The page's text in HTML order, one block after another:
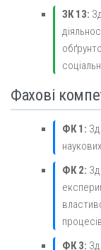
ЗК 13:
Фахові
ФК 1:
ФК 2:
ФК 3: